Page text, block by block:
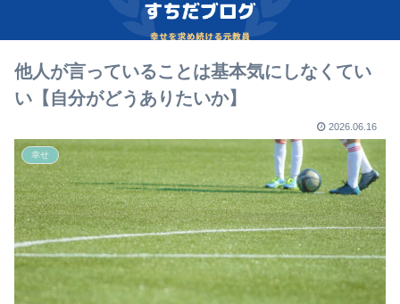
他人が言っていることは基本気にしなくてい
い【自分がどうありたいか】
2026.06.16
幸せ